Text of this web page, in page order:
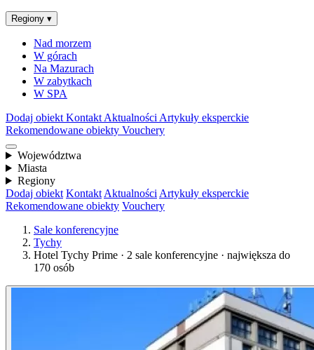
Regiony ▾
Nad morzem
W górach
Na Mazurach
W zabytkach
W SPA
Dodaj obiekt Kontakt Aktualności Artykuły eksperckie
Rekomendowane obiekty Vouchery
Województwa
Miasta
Regiony
Dodaj obiekt Kontakt Aktualności Artykuły eksperckie
Rekomendowane obiekty Vouchery
Sale konferencyjne
Tychy
Hotel Tychy Prime · 2 sale konferencyjne · największa do
170 osób